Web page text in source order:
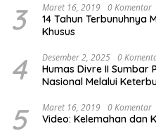
3 Maret 16, 2019 0 Komentar
14 Tahun Terbunuhnya
Khusus
4 Desember 2, 2025 0
Humas Divre II Sumbar
Nasional Melalui
5 Maret 16, 2019 0 Komentar
Video: Kelemahan dan